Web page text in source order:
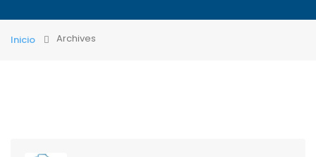
Inicio Archives